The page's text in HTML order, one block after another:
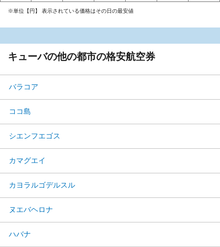
※単位【円】 表示されている価格はその日の最安値
キューバの他の都市の格安航空券
バラコア
ココ島
シエンフエゴス
カマグエイ
カヨラルゴデルスル
ヌエバヘロナ
ハバナ